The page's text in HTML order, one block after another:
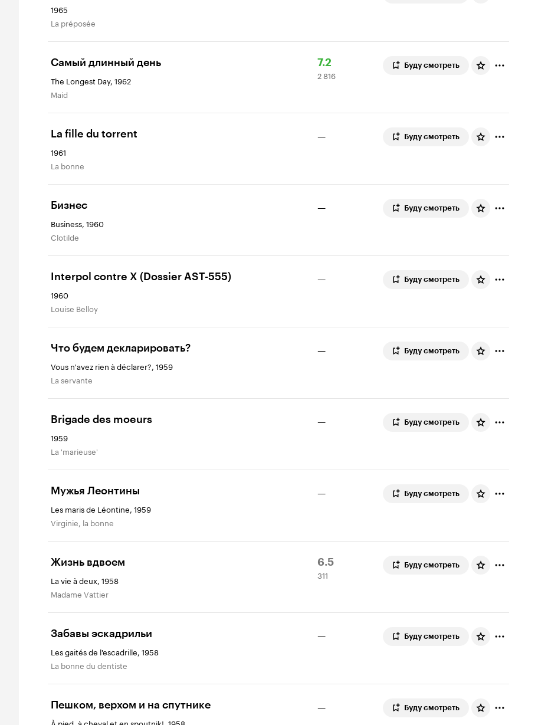
1965
La préposée
Самый длинный день
The Longest Day, 1962
Maid
Рейтинг
Кинопоиска
7.2
2
816
2 816
Буду смотреть
La fille du torrent
1961
La bonne
— Буду смотреть
Бизнес
Business, 1960
Clotilde
— Буду смотреть
Interpol contre X (Dossier AST-555)
1960
Louise Belloy
— Буду смотреть
Что будем декларировать?
Vous n'avez rien à déclarer?, 1959
La servante
— Буду смотреть
Brigade des moeurs
1959
La 'marieuse'
— Буду смотреть
Мужья Леонтины
Les maris de Léontine, 1959
Virginie, la bonne
— Буду смотреть
Жизнь вдвоем
La vie à deux, 1958
Madame Vattier
Рейтинг
Кинопоиска
6.5
311
оценок
311
Буду смотреть
Забавы эскадрильи
Les gaités de l'escadrille, 1958
La bonne du dentiste
— Буду смотреть
Пешком, верхом и на спутнике
À pied, à cheval et en spoutnik!, 1958
— Буду смотреть